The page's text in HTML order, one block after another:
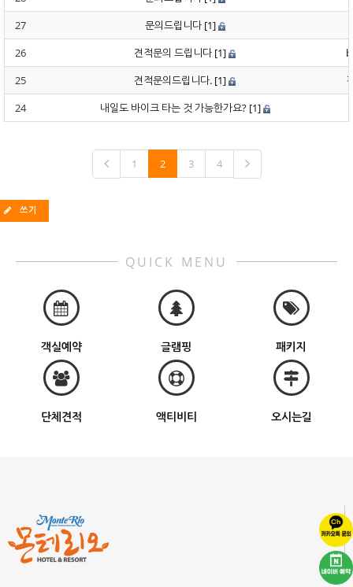
27
문의드립니다 [1]
26
견적문의 드립니다 [1]
25
견적문의드립니다. [1]
24
내일도 바이크 타는 것 가능한가요? [1]
1 2 3 4
쓰기
QUICK MENU
객실예약 글램핑 패키지
단체견적 액티비티 오시는길